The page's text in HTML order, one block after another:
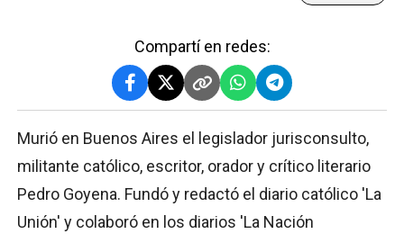
Compartí en redes:
Murió en Buenos Aires el legislador jurisconsulto,
militante católico, escritor, orador y crítico literario
Pedro Goyena. Fundó y redactó el diario católico 'La
Unión' y colaboró en los diarios 'La Nación